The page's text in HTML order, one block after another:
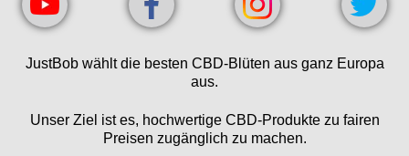
JustBob wählt die besten CBD-Blüten aus ganz Europa
aus.
Unser Ziel ist es, hochwertige CBD-Produkte zu fairen
Preisen zugänglich zu machen.